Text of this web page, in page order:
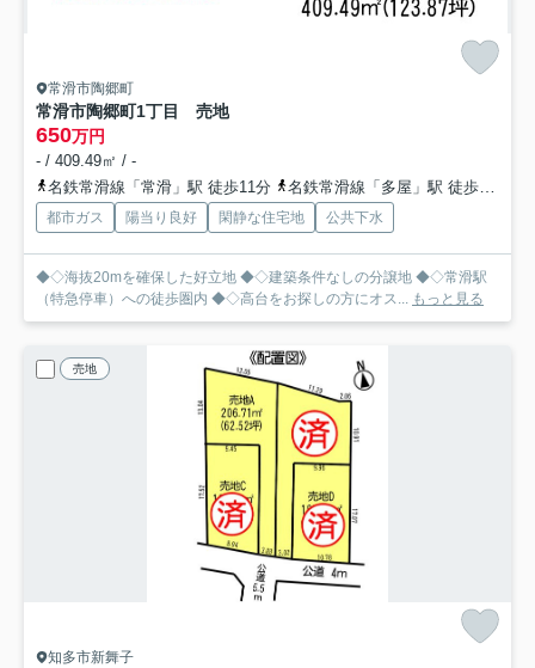
常滑市陶郷町
常滑市陶郷町1丁目 売地
650万円
- / 409.49㎡ / -
名鉄常滑線「常滑」駅 徒歩11分
名鉄常滑線「多屋」駅 徒歩19分
都市ガス 陽当り良好 閑静な住宅地 公共下水
◆◇海抜20mを確保した好立地 ◆◇建築条件なしの分譲地 ◆◇常滑駅
（特急停車）への徒歩圏内 ◆◇高台をお探しの方にオス... もっと見る
売地
知多市新舞子